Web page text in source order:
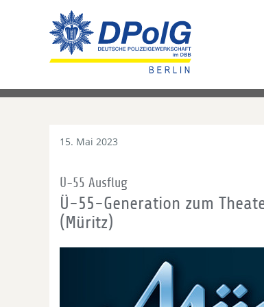
15. Mai 2023
Ü-55 Ausflug
Ü-55-Generation zum
(Müritz)